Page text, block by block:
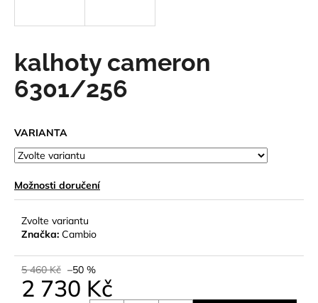
kalhoty cameron
6301/256
VARIANTA
Možnosti doručení
Zvolte variantu
Značka: Cambio
5 460 Kč –50 %
2 730 Kč
í
t
?
HLEDAT
D
o
p
o